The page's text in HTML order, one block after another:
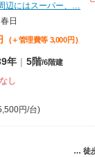
辺にはスーパー、…
日
(＋管理費等 3,000 円 )
年 | 5階/6階建
なし
円/台)
… 徒